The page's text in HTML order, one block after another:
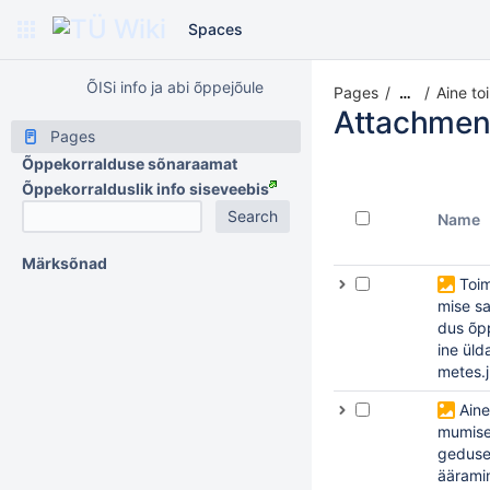
Spaces
ÕISi info ja abi õppejõule
Pages
Õppekorralduse sõnaraamat
Õppekorralduslik info siseveebis
Märksõnad
Pages … Aine
Name
mise
dus
ine